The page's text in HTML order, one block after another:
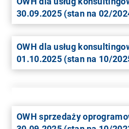
30.09.2025 (stan na 02/
OWH dla usług
01.10.2025 (stan na 10/
OWH sprzedaży